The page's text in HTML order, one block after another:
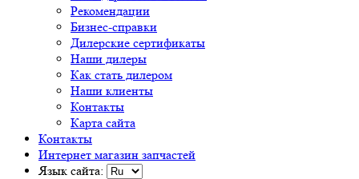
Рекомендации
Бизнес-справки
Дилерские сертификаты
Наши дилеры
Как стать дилером
Наши клиенты
Контакты
Карта сайта
Контакты
Интернет магазин запчастей
Язык сайта: